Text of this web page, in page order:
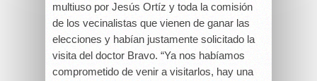
multiuso por Jesús Ortíz y toda la comisión
de los vecinalistas que vienen de ganar las
elecciones y habían justamente solicitado la
visita del doctor Bravo. “Ya nos habíamos
comprometido de venir a visitarlos, hay una